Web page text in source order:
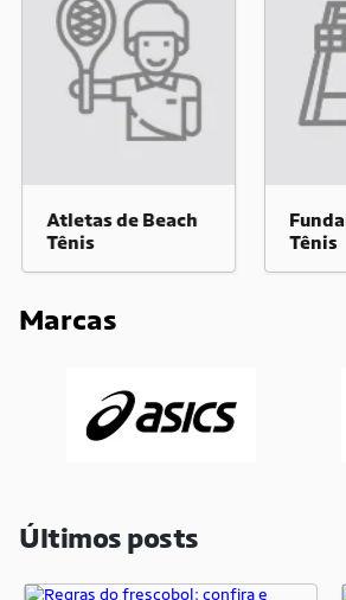
Últimos posts
Atletas de Beach
Tênis
Tênis
Marcas